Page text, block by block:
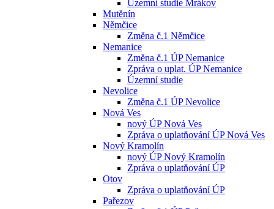
Územní studie Mrákov
Mutěnín
Němčice
Změna č.1 Němčice
Nemanice
Změna č.1 ÚP Nemanice
Zpráva o uplat. ÚP Nemanice
Územní studie
Nevolice
Změna č.1 ÚP Nevolice
Nová Ves
nový ÚP Nová Ves
Zpráva o uplatňování ÚP Nová Ves
Nový Kramolín
nový ÚP Nový Kramolín
Zpráva o uplatňování ÚP
Otov
Zpráva o uplatňování ÚP
Pařezov